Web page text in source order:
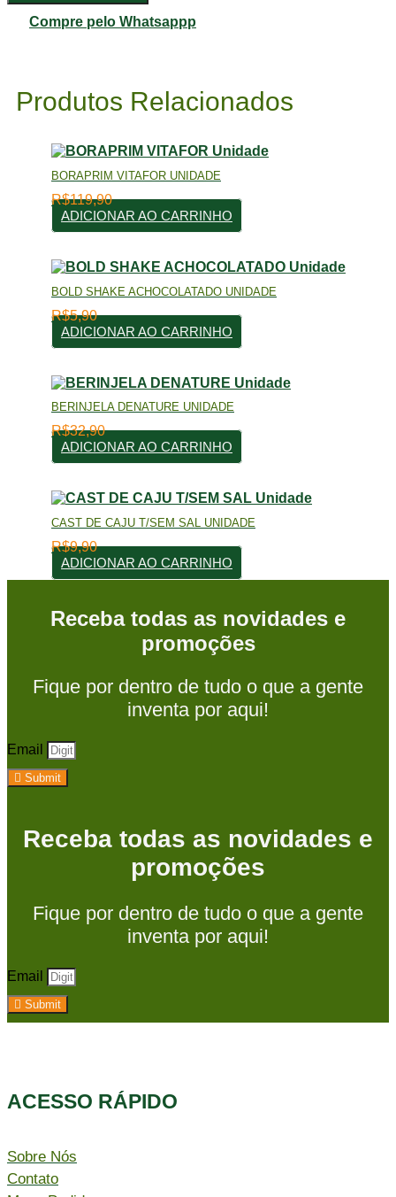
FOLHAS
Compre pelo Whatsappp
Produtos Relacionados
BORAPRIM VITAFOR UNIDADE
R$119,90
ADICIONAR AO CARRINHO
BOLD SHAKE ACHOCOLATADO UNIDADE
R$5,90
ADICIONAR AO CARRINHO
BERINJELA DENATURE UNIDADE
R$32,90
ADICIONAR AO CARRINHO
CAST DE CAJU T/SEM SAL UNIDADE
R$9,90
ADICIONAR AO CARRINHO
Receba todas as novidades e
promoções
Fique por dentro de tudo o que a gente
inventa por aqui!
Email
Submit
Receba todas as novidades e
promoções
Fique por dentro de tudo o que a gente
inventa por aqui!
Email
Submit
ACESSO RÁPIDO​
Sobre Nós
Contato